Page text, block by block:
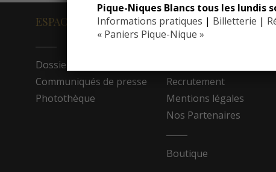
ESPACE PRESSE
Dossier de presse
Communiqués de presse
Photothèque
Recrutement
Mentions légales
Nos Partenaires
Boutique
Pique-Niques Blancs tous les lundis
Informations pratiques | Billetterie |
« Paniers Pique-Nique »